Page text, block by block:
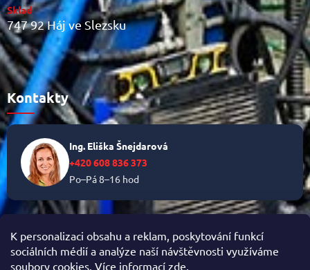
K personalizaci obsahu a reklam, poskytování funkcí
sociálních médií a analýze naší návštěvnosti využíváme
soubory cookies. Více informací zde.
Sklad
747 92 Háj ve Slezsku
Kontakty
Ing. Eliška Šnejdarová
+420 608 836 373
Po–Pá 8–16 hod